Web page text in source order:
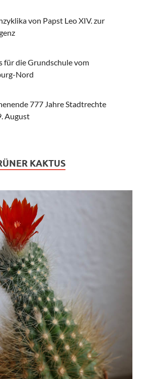
von Papst Leo XIV. zur
für die Grundschule vom
Nord
777 Jahre Stadtrechte
August
KAKTUS